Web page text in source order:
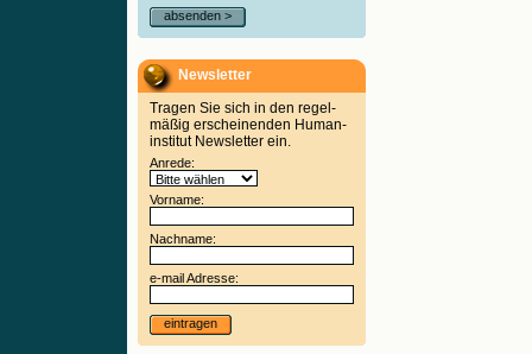
absenden >
Newsletter
Tragen Sie sich in den regel-
mäßig erscheinenden Human-
institut Newsletter ein.
Anrede:
Vorname:
Nachname:
e-mail Adresse:
eintragen